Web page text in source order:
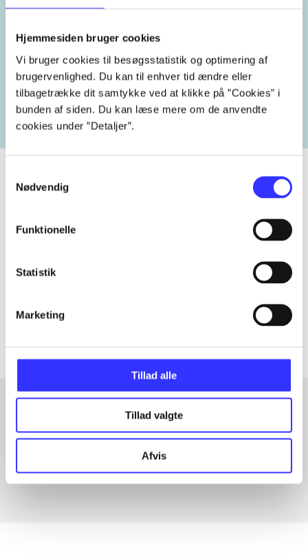
Hjemmesiden bruger cookies
Vi bruger cookies til besøgsstatistik og optimering af
brugervenlighed. Du kan til enhver tid ændre eller
tilbagetrække dit samtykke ved at klikke på ”Cookies” i
bunden af siden. Du kan læse mere om de anvendte
cookies under ”Detaljer”.
Nødvendig
Funktionelle
Statistik
Marketing
Tillad alle
Tillad valgte
Afvis
Lignende emneord
heste børnebøger ridning hestesygdomme vokal
Artiklen er en del af
Artiklerne i
Artikler med samme emner